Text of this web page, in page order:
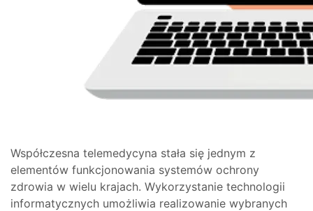
Współczesna telemedycyna stała się jednym z
elementów funkcjonowania systemów ochrony
zdrowia w wielu krajach. Wykorzystanie technologii
informatycznych umożliwia realizowanie wybranych